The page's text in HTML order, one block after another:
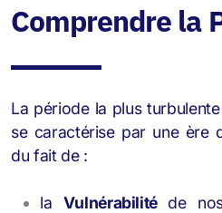
Comprendre la
La période la plus
se caractérise par une ère
du fait de :
la Vulnérabilité de